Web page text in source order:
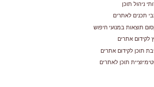
ניהול תוכן
תכנים לאתרים
תוצאות במנועי חיפוש
לקידום אתרים
תוכן לקידום אתרים
תוכן לאתרים